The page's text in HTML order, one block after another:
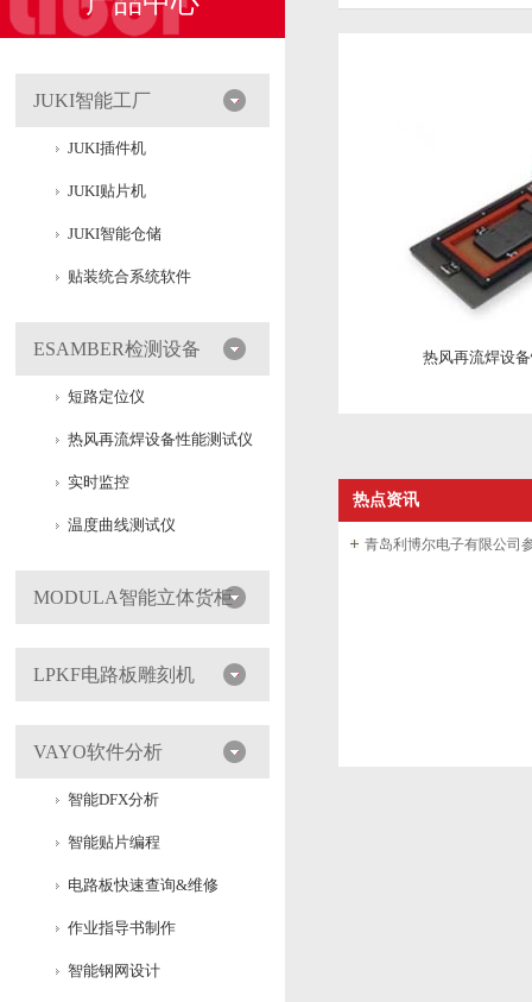
JUKI智能工厂
JUKI插件机
JUKI贴片机
JUKI智能仓储
贴装统合系统软件
ESAMBER检测设备
短路定位仪
热风再流焊设备性能测试仪
实时监控
温度曲线测试仪
MODULA智能立体货柜
LPKF电路板雕刻机
VAYO软件分析
智能DFX分析
智能贴片编程
电路板快速查询&维修
作业指导书制作
智能钢网设计
热风再流焊设
热点资讯